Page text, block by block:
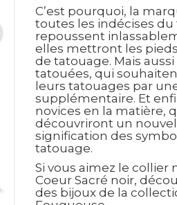
C’est pourquoi, la
toutes les indécises
repoussent
elles mettront les
de tatouage. Mais aussi
tatouées, qui
leurs tatouages par
supplémentaire. Et
novices en la matière,
découvriront un
signification des
tatouage.
Si vous aimez le collier
Coeur Sacré noir,
des bijoux de la